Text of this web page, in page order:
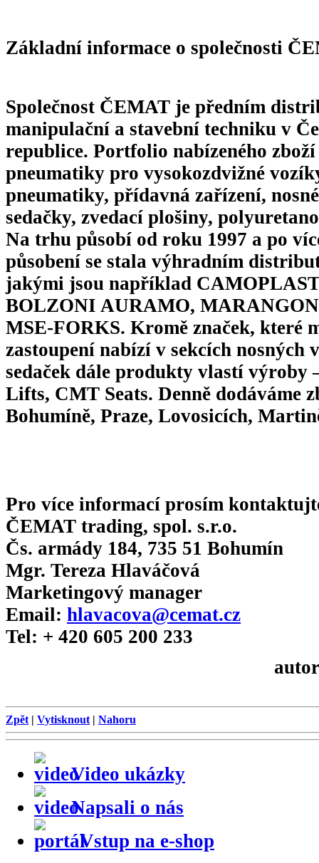
Základní informace o společnosti
Společnost ČEMAT je předním
manipulační a stavební techniku v
republice. Portfolio nabízeného
pneumatiky pro vysokozdvižné
pneumatiky, přídavná zařízení,
sedačky, zvedací plošiny,
Na trhu působí od roku 1997 a po
působení se stala výhradním
jakými jsou například
BOLZONI AURAMO,
MSE-FORKS. Kromě značek, které
zastoupení nabízí v sekcích nosných
sedaček dále produkty vlastí
Lifts, CMT Seats. Denně dodáváme
Bohumíně, Praze, Lovosicích,
Pro více informací prosím
ČEMAT trading, spol. s.r.o.
Čs. armády 184, 735 51 Bohumín
Mgr. Tereza Hlaváčová
Marketingový manager
Email: hlavacova@cemat.cz
Tel: + 420 605 200 233
Zpět| Vytisknout| Nahoru
Video ukázky
Napsali o nás
Vstup na e-shop